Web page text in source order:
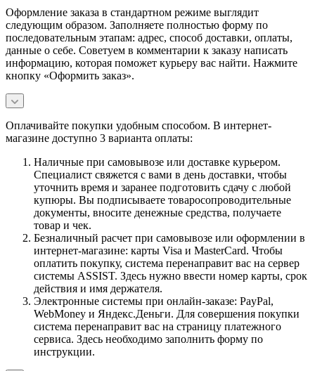
Оформление заказа в стандартном режиме выглядит
следующим образом. Заполняете полностью форму по
последовательным этапам: адрес, способ доставки, оплаты,
данные о себе. Советуем в комментарии к заказу написать
информацию, которая поможет курьеру вас найти. Нажмите
кнопку «Оформить заказ».
Оплачивайте покупки удобным способом. В интернет-
магазине доступно 3 варианта оплаты:
Наличные при самовывозе или доставке курьером.
Специалист свяжется с вами в день доставки, чтобы
уточнить время и заранее подготовить сдачу с любой
купюры. Вы подписываете товаросопроводительные
документы, вносите денежные средства, получаете
товар и чек.
Безналичный расчет при самовывозе или оформлении в
интернет-магазине: карты Visa и MasterCard. Чтобы
оплатить покупку, система перенаправит вас на сервер
системы ASSIST. Здесь нужно ввести номер карты, срок
действия и имя держателя.
Электронные системы при онлайн-заказе: PayPal,
WebMoney и Яндекс.Деньги. Для совершения покупки
система перенаправит вас на страницу платежного
сервиса. Здесь необходимо заполнить форму по
инструкции.